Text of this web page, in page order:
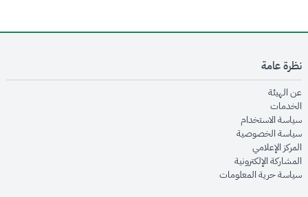
نظرة عامة
عن الهيئةopens in new window
الخدماتopens in new window
سياسة الاستخدام
سياسة الخصوصيةopens in new window
المركز الإعلاميopens in new window
المشاركة الإلكترونيةopens in new window
سياسة حرية المعلوماتopens in new window